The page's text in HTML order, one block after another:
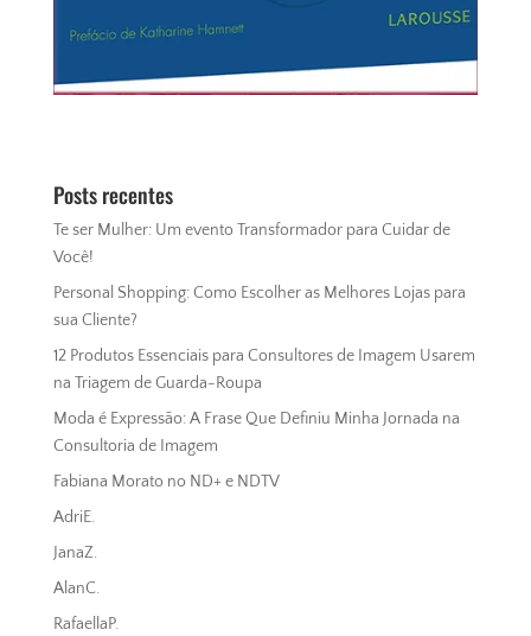
Posts recentes
Te ser Mulher: Um evento Transformador para Cuidar de
Você!
Personal Shopping: Como Escolher as Melhores Lojas para
sua Cliente?
12 Produtos Essenciais para Consultores de Imagem Usarem
na Triagem de Guarda-Roupa
Moda é Expressão: A Frase Que Definiu Minha Jornada na
Consultoria de Imagem
Fabiana Morato no ND+ e NDTV
AdriE.
JanaZ.
AlanC.
RafaellaP.